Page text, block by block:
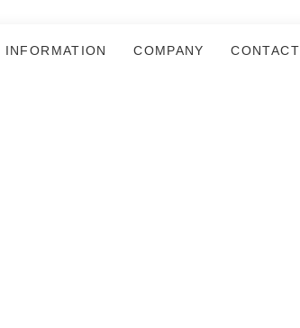
INFORMATION COMPANY CONTACT